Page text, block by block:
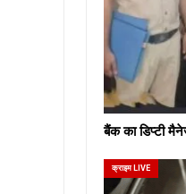
बैंक का डिप्टी
क्राइम LIVE